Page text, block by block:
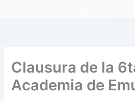
Clausura de la
Academia de